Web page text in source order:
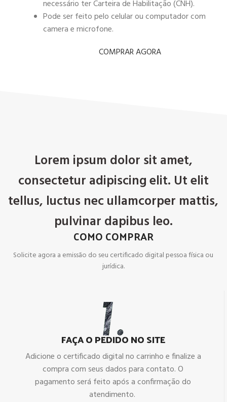
necessário ter Carteira de Habilitação (CNH).
Pode ser feito pelo celular ou computador com
camera e microfone.
COMPRAR AGORA
Lorem ipsum dolor sit amet,
consectetur adipiscing elit. Ut elit
tellus, luctus nec ullamcorper mattis,
pulvinar dapibus leo.
COMO COMPRAR
Solicite agora a emissão do seu certificado digital pessoa física ou
jurídica.
FAÇA O PEDIDO NO SITE
Adicione o certificado digital no carrinho e finalize a
compra com seus dados para contato. O
pagamento será feito após a confirmação do
atendimento.